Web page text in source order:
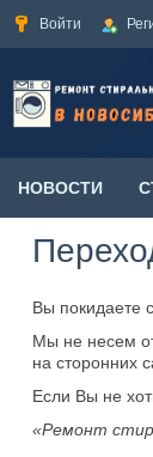
Войти
НОВОСТИ
Вы покидаете
Мы не несем
на сторонних
Если Вы не
«Ремонт